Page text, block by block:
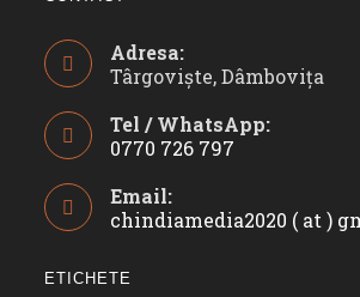
Adresa:
Târgoviște, Dâmbovița
Tel / WhatsApp:
0770 726 797
in
your
Email:
chindiamedia2020 ( at )
ETICHETE